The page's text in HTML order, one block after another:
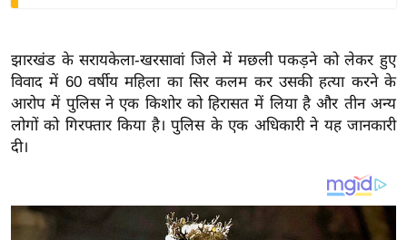
ग
त
वि
शे
रा
झारखंड के सरायकेला-खरसावां जिले में मछली पकड़ने को लेकर हुए
विवाद में 60 वर्षीय महिला का सिर कलम कर उसकी हत्या करने के
आरोप में पुलिस ने एक किशोर को हिरासत में लिया है और तीन अन्य
लोगों को गिरफ्तार किया है।पुलिस के एक अधिकारी ने यह जानकारी
दी।